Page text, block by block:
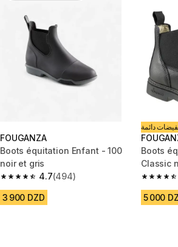
FOUGANZA
Boots équitation Enfant - 100
noir et gris
4.7
4.7 out of 5 stars from 494 reviews
(494)
3 900 DZD
دائمة
Boots
Classic
4.8 out
5 000